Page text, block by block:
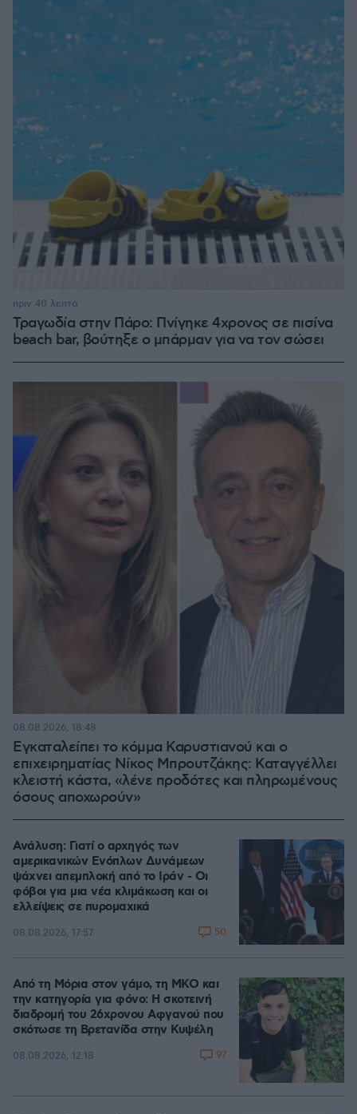
Τραγωδία στην Πάρο: Πνίγηκε 4χρονος σε πισίνα
beach bar, βούτηξε ο μπάρμαν για να τον σώσει
πριν 40 λεπτά
Εγκαταλείπει το κόμμα Καρυστιανού και ο
επιχειρηματίας Νίκος Μπρουτζάκης: Καταγγέλλει
κλειστή κάστα, «λένε προδότες και πληρωμένους
όσους αποχωρούν»
08.08.2026, 18:48
Ανάλυση: Γιατί ο αρχηγός των
αμερικανικών Ενόπλων Δυνάμεων
ψάχνει απεμπλοκή από το Ιράν - Οι
φόβοι για μια νέα κλιμάκωση και οι
ελλείψεις σε πυρομαχικά
08.08.2026, 17:57 50
Από τη Μόρια στον γάμο, τη ΜΚΟ και
την κατηγορία για φόνο: Η σκοτεινή
διαδρομή του 26χρονου Αφγανού που
σκότωσε τη Βρετανίδα στην Κυψέλη
08.08.2026, 12:18 97